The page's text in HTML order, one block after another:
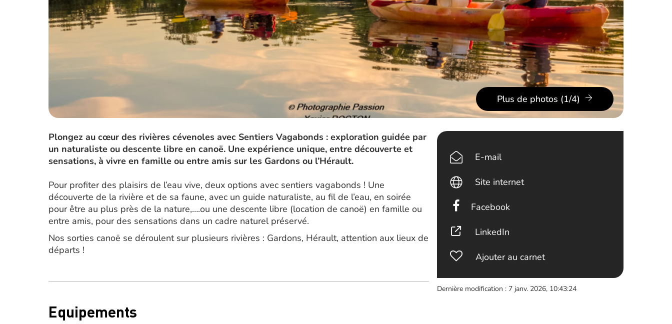
Plus de photos (1/4)
Plongez au cœur des rivières cévenoles avec Sentiers Vagabonds : exploration guidée par
un naturaliste ou descente libre en canoë. Une expérience unique, entre découverte et
sensations, à vivre en famille ou entre amis sur les Gardons ou l’Hérault.
Pour profiter des plaisirs de l’eau vive, deux options avec sentiers vagabonds ! Une
découverte de la rivière et de sa faune, avec un guide naturaliste, au fil de l’eau, en soirée
pour être au plus près de la nature,….ou une descente libre (location de canoë) en famille ou
entre amis, pour des sensations dans un cadre naturel préservé.
Nos sorties canoë se déroulent sur plusieurs rivières : Gardons, Hérault, attention aux lieux de
départs !
Equipements
E-mail
Site internet
Facebook
LinkedIn
Ajouter au carnet
Dernière modification : 7 janv. 2026, 10:43:24